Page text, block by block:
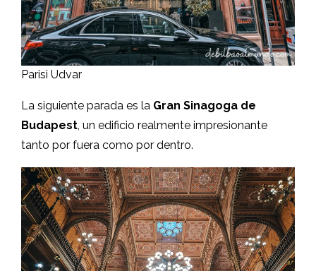
Parisi Udvar
La siguiente parada es la Gran Sinagoga de
Budapest, un edificio realmente impresionante
tanto por fuera como por dentro.